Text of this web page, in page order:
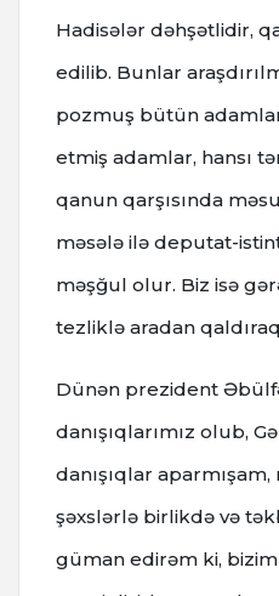
Hadisələr dəhşətlidir,
edilib. Bunlar
pozmuş bütün
etmiş adamlar, hansı
qanun qarşısında
məsələ ilə deputat-
məşğul olur. Biz isə
tezliklə aradan
Dünən prezident
danışıqlarımız olub,
danışıqlar
şəxslərlə birlikdə və
güman edirəm ki,